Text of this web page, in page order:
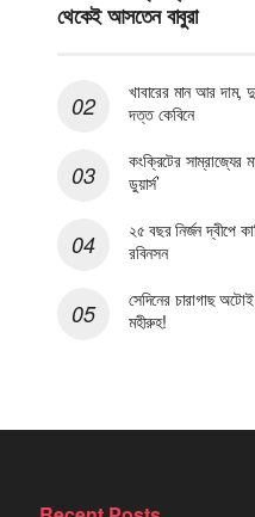
থেকেই আসতেন বাবুরা
খাবারের মান আর দাম,
দত্ত কেবিনে
কংক্রিটের সাম্রাজ্যের
ডুয়ার্স’
২৫ বছর নির্জন দ্বীপে
রবিনসন
সেদিনের চারাগাছ
মহীরুহ!